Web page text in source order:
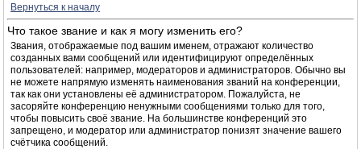
Вернуться к началу
Что такое звание и как я могу изменить его?
Звания, отображаемые под вашим именем, отражают количество
созданных вами сообщений или идентифицируют определённых
пользователей: например, модераторов и администраторов. Обычно вы
не можете напрямую изменять наименования званий на конференции,
так как они установлены её администратором. Пожалуйста, не
засоряйте конференцию ненужными сообщениями только для того,
чтобы повысить своё звание. На большинстве конференций это
запрещено, и модератор или администратор понизят значение вашего
счётчика сообщений.